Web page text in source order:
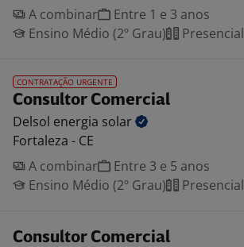
A combinar
Entre 1 e 3 anos
Ensino Médio (2º Grau)
Presencial
CONTRATAÇÃO URGENTE
Consultor Comercial
Delsol energia solar
Fortaleza - CE
A combinar
Entre 3 e 5 anos
Ensino Médio (2º Grau)
Presencial
Consultor Comercial